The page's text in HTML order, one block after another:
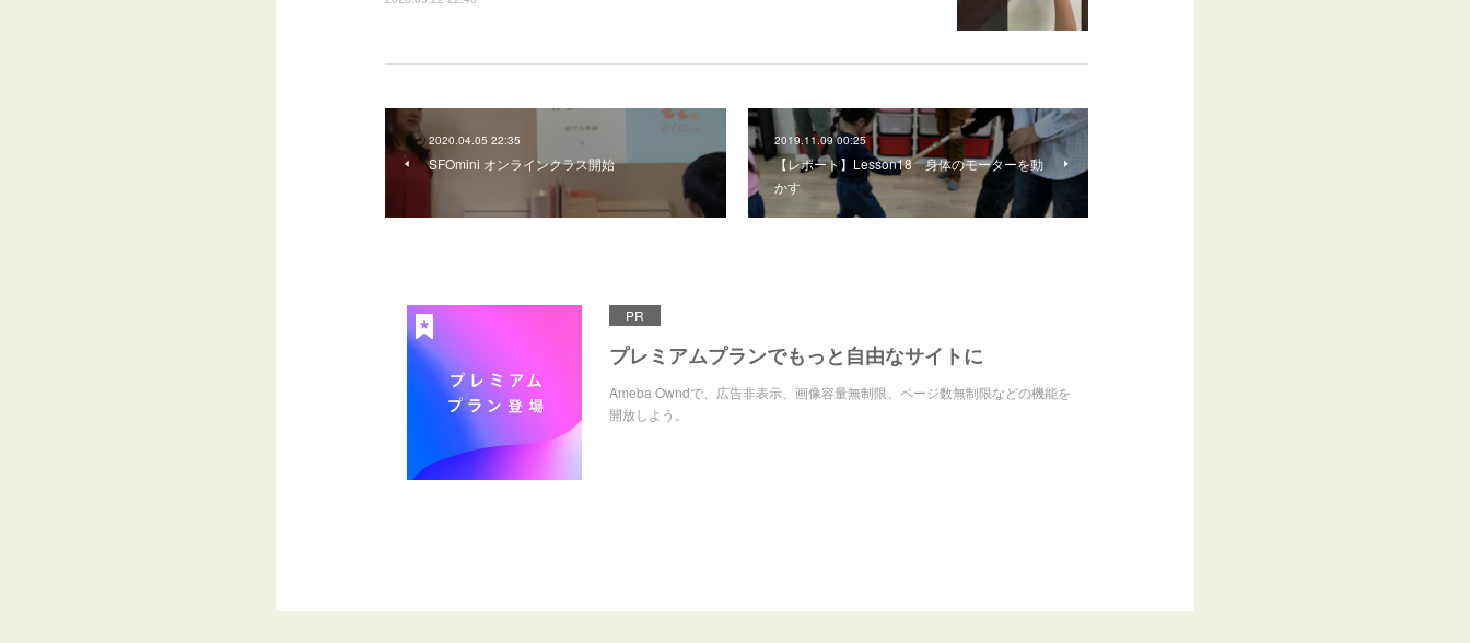
2020.04.05 22:35
SFOmini オンラインクラス開始
2019.11.09 00:25
【レポート】Lesson18 身体のモーターを動
かす
PR
プレミアムプランでもっと自由なサイトに
Ameba Owndで、広告非表示、画像容量無制限、ページ数無制限などの機能を
開放しよう。